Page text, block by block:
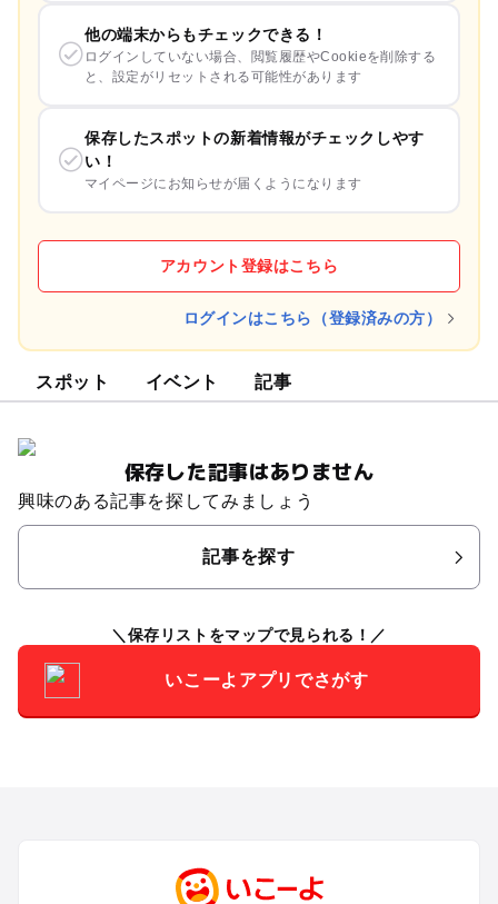
他の端末からもチェックできる！
ログインしていない場合、閲覧履歴やCookieを削除する
と、設定がリセットされる可能性があります
保存したスポットの新着情報がチェックしやす
い！
マイページにお知らせが届くようになります
アカウント登録はこちら
ログインはこちら（登録済みの方）
スポット イベント 記事
保存した記事はありません
興味のある記事を探してみましょう
記事を探す
保存リストをマップで見られる！
いこーよアプリでさがす